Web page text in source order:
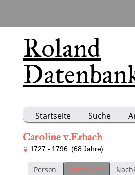
Roland
Startseite Suche
Caroline v.Erbach
1727 - 1796 (68 Jahre)
Person Vorfahren